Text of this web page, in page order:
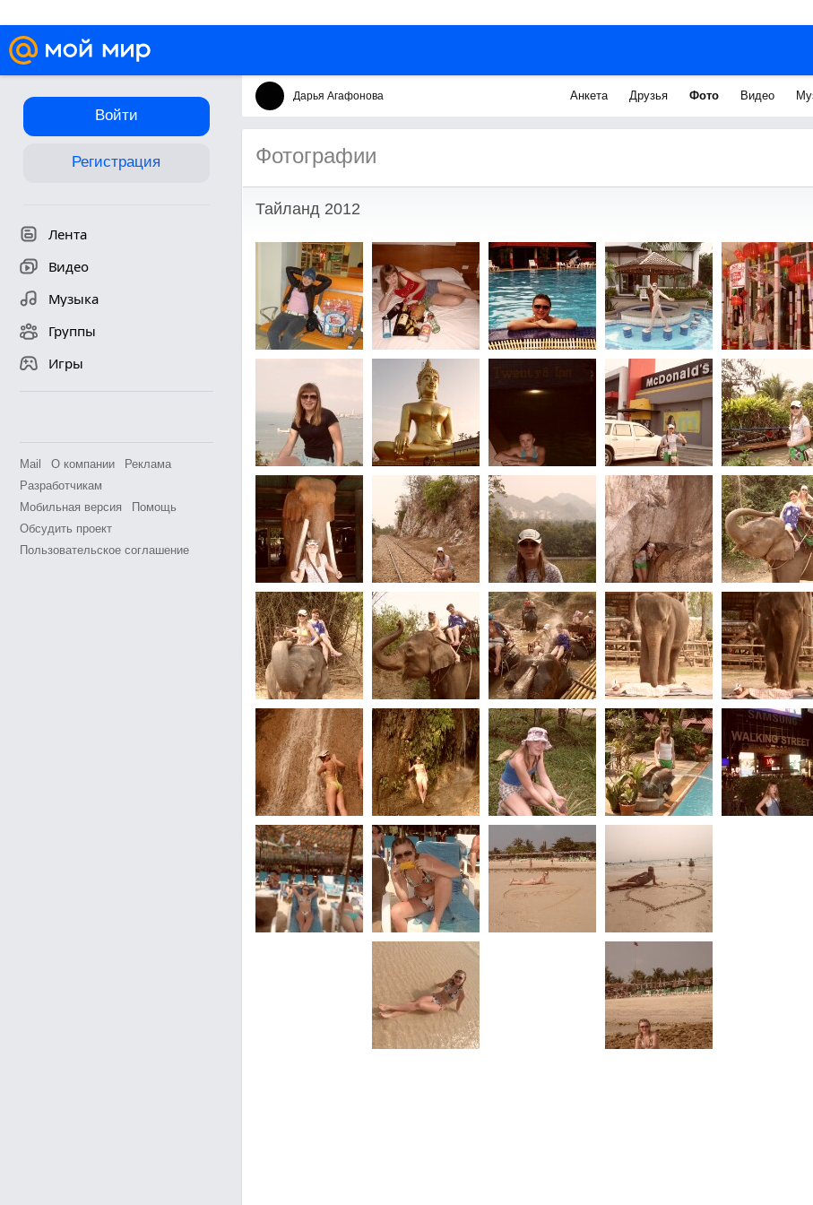
Войти
Регистрация
Лента
Видео
Музыка
Группы
Игры
Mail О компании
Реклама
Разработчикам
Мобильная версия
Помощь
Обсудить проект
Пользовательское соглашение
Дарья Агафонова Анкета Друзья Фото Видео
Фотографии
Тайланд 2012